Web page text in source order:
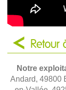
Retour
Notre
Andard, 49800